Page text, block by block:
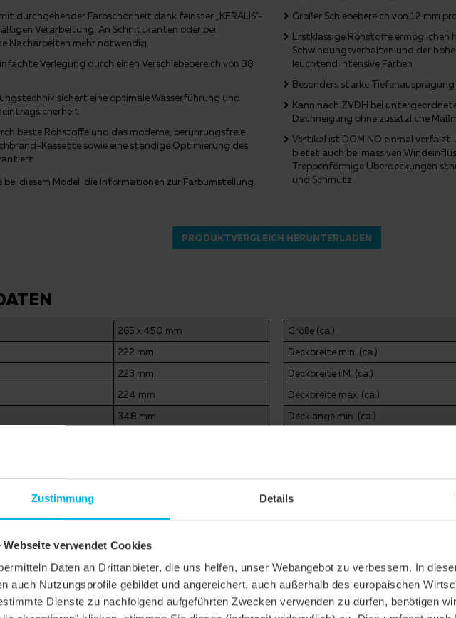
Zustimmung Details
Webseite verwendet Cookies
Daten an Drittanbieter, die uns helfen, unser Webangebot zu verbessern. In
auch Nutzungsprofile gebildet und angereichert, auch außerhalb des europäischen
Dienste zu nachfolgend aufgeführten Zwecken verwenden zu dürfen, benötigen
durchgehender Farbschönheit dank feinster „KERALIS"-
Verarbeitung. An Schnittkanten oder bei
Nacharbeiten mehr notwendig.
Verlegung durch einen Verschiebebereich von 38
sichert eine optimale Wasserführung und
beste Rohstoffe und das moderne, berührungsfreie
Kassette sowie eine ständige Optimierung des
diesem Modell die Informationen zur Farbumstellung.
Großer Schiebebereich von 12 mm
Erstklassige Rohstoffe ermöglichen
Schwindungsverhalten und der
leuchtend intensive Farben
Besonders starke
Kann nach ZVDH bei
Dachneigung ohne zusätzliche
Vertikal ist DOMINO einmal
bietet auch bei massiven
Treppenförmige Überdeckungen
und Schmutz
PRODUKTVERGLEICH HERUNTERLADEN
265 x 450 mm
222 mm
223 mm
224 mm
348 mm
11.8 Stück/m²
12.9 Stück/m²
3.55 kg/Stück
44.4 kg/m²
877 kg
5 Stück
Größe (ca.)
Deckbreite min. (ca.)
Deckbreite i.M. (ca.)
Deckbreite max. (ca.)
Decklänge min. (ca.)
Ziegelbedarf min. (ca.)
Ziegelbedarf i.M. (ca.)
Ziegelbedarf max. (ca.)
Gewicht je m² (ca.)
Gewicht je Palette (ca.)
Stück je Minipack